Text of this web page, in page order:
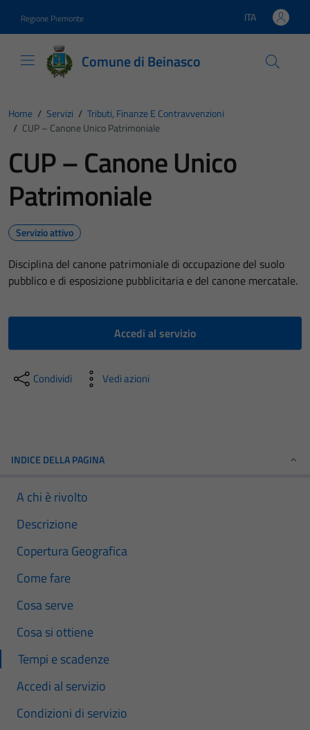
Regione Piemonte Lingua attiva:
ITA
Comune di Beinasco
Home / Servizi / Tributi, Finanze E Contravvenzioni
/ CUP – Canone Unico Patrimoniale
CUP – Canone Unico
Patrimoniale
Servizio attivo
Disciplina del canone patrimoniale di occupazione del suolo
pubblico e di esposizione pubblicitaria e del canone mercatale.
Accedi al servizio
Condividi Vedi azioni
INDICE DELLA PAGINA
A chi è rivolto
Descrizione
Copertura Geografica
Come fare
Cosa serve
Cosa si ottiene
Tempi e scadenze
Accedi al servizio
Condizioni di servizio